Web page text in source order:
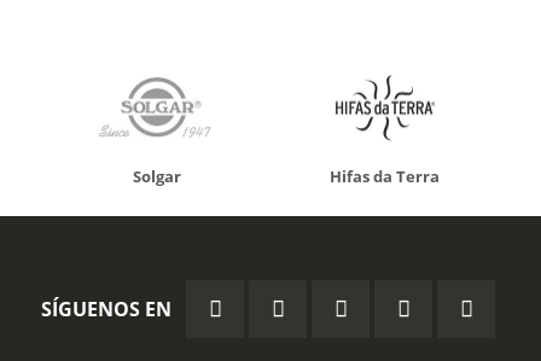
Solgar Hifas da Terra
SÍGUENOS EN